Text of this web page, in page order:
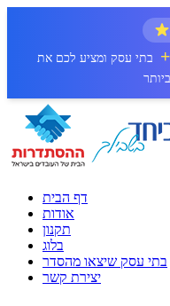
בתי עסק ומציע לכם את
דף הבית
אודות
תקנון
בלוג
בתי עסק שיצאו מהסדר
יצירת קשר